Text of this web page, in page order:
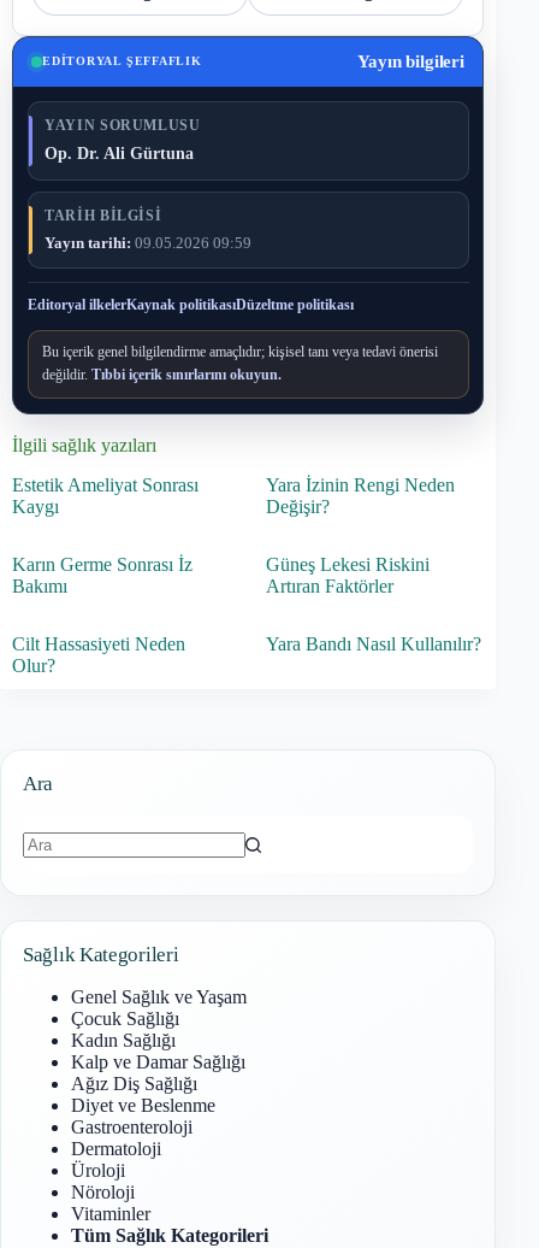
EDITORYAL ŞEFFAFLIK Yayın bilgileri
YAYIN SORUMLUSU
Op. Dr. Ali Gürtuna
TARIH BILGISI
Yayın tarihi: 09.05.2026 09:59
Editoryal ilkelerKaynak politikasıDüzeltme politikası
Bu içerik genel bilgilendirme amaçlıdır; kişisel tanı veya tedavi önerisi
değildir. Tıbbi içerik sınırlarını okuyun.
İlgili sağlık yazıları
Estetik Ameliyat Sonrası
Kaygı
Yara İzinin Rengi Neden
Değişir?
Karın Germe Sonrası İz
Bakımı
Güneş Lekesi Riskini
Artıran Faktörler
Cilt Hassasiyeti Neden
Olur?
Yara Bandı Nasıl Kullanılır?
Ara
Sağlık Kategorileri
Genel Sağlık ve Yaşam
Çocuk Sağlığı
Kadın Sağlığı
Kalp ve Damar Sağlığı
Ağız Diş Sağlığı
Diyet ve Beslenme
Gastroenteroloji
Dermatoloji
Üroloji
Nöroloji
Vitaminler
Tüm Sağlık Kategorileri